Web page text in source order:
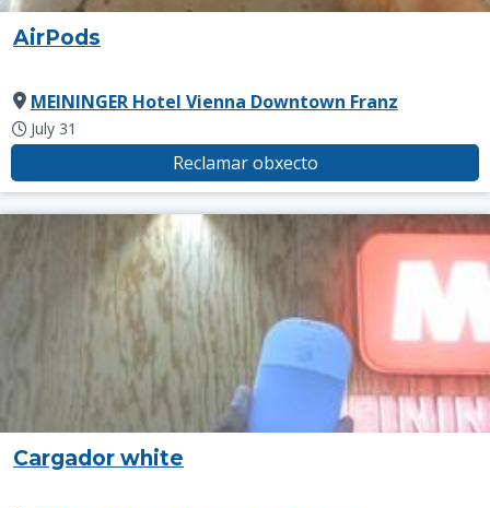
AirPods
MEININGER Hotel Vienna Downtown Franz
July 31
Reclamar obxecto
Cargador white